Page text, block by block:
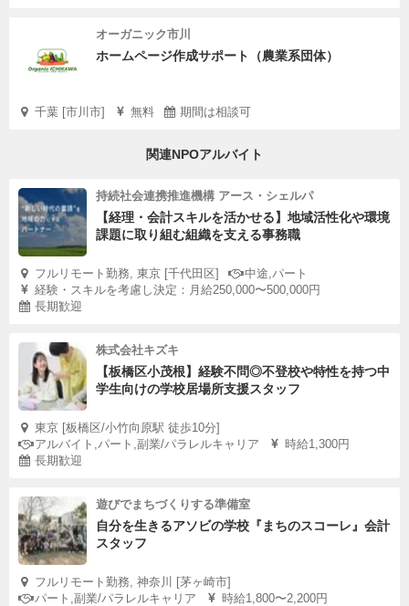
オーガニック市川
ホームページ作成サポート（農業系団体）
千葉 [市川市] 無料 期間は相談可
関連NPOアルバイト
持続社会連携推進機構 アース・シェルパ
【経理・会計スキルを活かせる】地域活性化や環境
課題に取り組む組織を支える事務職
フルリモート勤務, 東京 [千代田区]
中途,パート
経験・スキルを考慮し決定：月給250,000〜500,000円
長期歓迎
株式会社キズキ
【板橋区小茂根】経験不問◎不登校や特性を持つ中
学生向けの学校居場所支援スタッフ
東京 [板橋区/小竹向原駅 徒歩10分]
アルバイト,パート,副業/パラレルキャリア
時給1,300円
長期歓迎
遊びでまちづくりする準備室
自分を生きるアソビの学校『まちのスコーレ』会計
スタッフ
フルリモート勤務, 神奈川 [茅ヶ崎市]
パート,副業/パラレルキャリア
時給1,800〜2,200円